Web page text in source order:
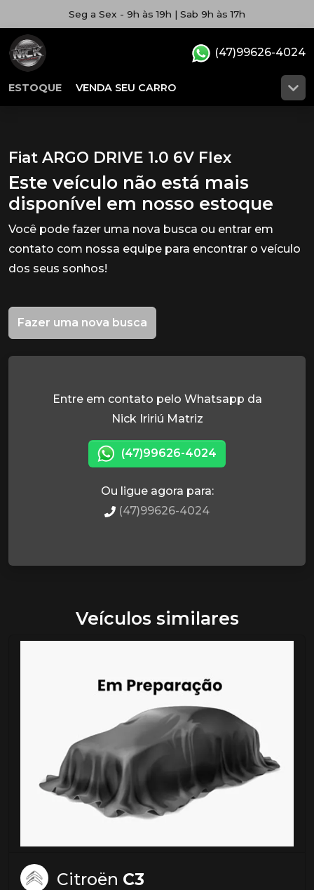
Seg a Sex - 9h às 19h | Sab 9h às 17h
ESTOQUE VENDA SEU CARRO
(47)99626-4024
Fiat ARGO DRIVE 1.0 6V Flex
Este veículo não está mais
disponível em nosso estoque
Você pode fazer uma nova busca ou entrar em
contato com nossa equipe para encontrar o veículo
dos seus sonhos!
Fazer uma nova busca
Entre em contato pelo Whatsapp da
Nick Iririú Matriz
(47)99626-4024
Ou ligue agora para:
(47)99626-4024
Veículos similares
Citroën C3